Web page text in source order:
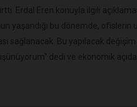
Erdal Eren konuyla ilgili
yaşandığı bu dönemde,
sağlanacak. Bu yapılacak
dedi ve ekonomik